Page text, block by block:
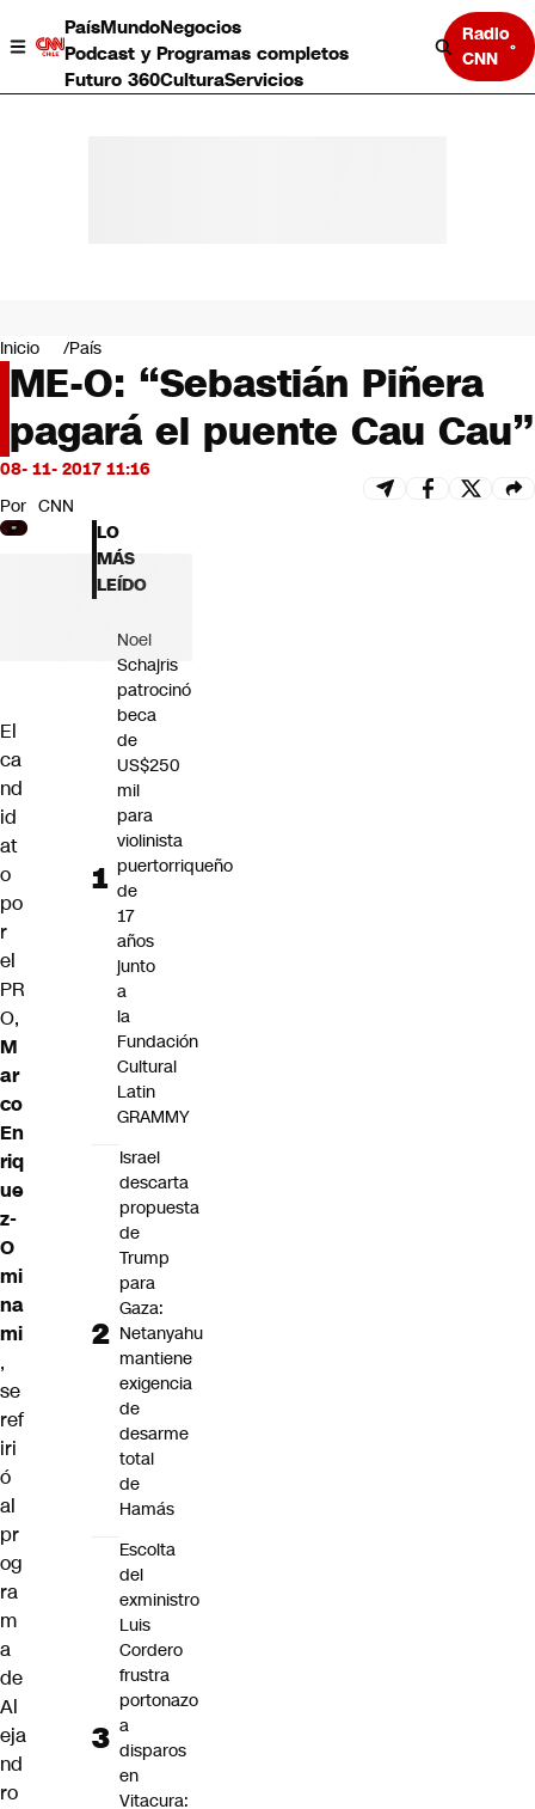
PaísMundoNegocios
Podcast y Programas completos
Futuro 360CulturaServicios
Radio
CNN
Negocios
Deportes
Programas completos
Cultura
Servicios
Bits
CNN Data
CNN tiempo
Futuro 360
Inicio País
ME-O: “Sebastián Piñera
pagará el puente Cau Cau”
08- 11- 2017 11:16
Por CNN
El
ca
nd
id
at
o
po
r
el
PR
O,
M
ar
co
En
riq
ue
z-
O
mi
na
mi
,
se
ref
iri
ó
al
pr
og
ra
m
a
de
Al
eja
nd
ro
LO
MÁS
LEÍDO
Noel
Schajris
patrocinó
beca
de
US$250
mil
para
violinista
puertorriqueño
de
17
años
junto
a
la
Fundación
Cultural
Latin
GRAMMY
Israel
descarta
propuesta
de
Trump
para
Gaza:
Netanyahu
mantiene
exigencia
de
desarme
total
de
Hamás
Escolta
del
exministro
Luis
Cordero
frustra
portonazo
a
disparos
en
Vitacura: